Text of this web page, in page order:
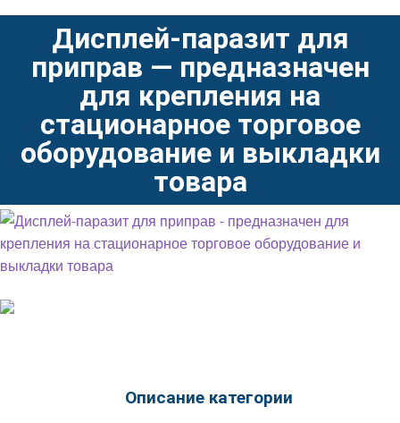
Дисплей-паразит для
приправ — предназначен
для крепления на
стационарное торговое
оборудование и выкладки
товара
Описание категории